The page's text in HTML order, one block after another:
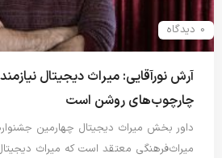
0 دیدگاه
آرش نورآقایی: میراث دیجیتال
چارچوب‌های روشن است
داور بخش میراث دیجیتال چهارمین جشنواره
میراث‌فرهنگی معتقد است که میراث